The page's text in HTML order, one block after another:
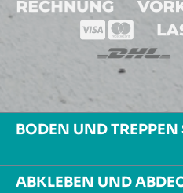
BODEN UND TREPPEN
ABKLEBEN UND